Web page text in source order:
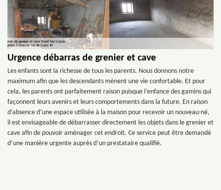
Urgence débarras de grenier et cave
Les enfants sont la richesse de tous les parents. Nous donnons notre
maximum afin que les descendants mènent une vie confortable. Et pour
cela, les parents ont parfaitement raison puisque l’enfance des gamins qui
façonnent leurs avenirs et leurs comportements dans la future. En raison
d’absence d’une espace utilisée à la maison pour recevoir un nouveau-né,
il est envisageable de débarrasser directement les objets dans le grenier et
cave afin de pouvoir aménager cet endroit. Ce service peut être demandé
d’une manière urgente auprès d’un prestataire qualifié.